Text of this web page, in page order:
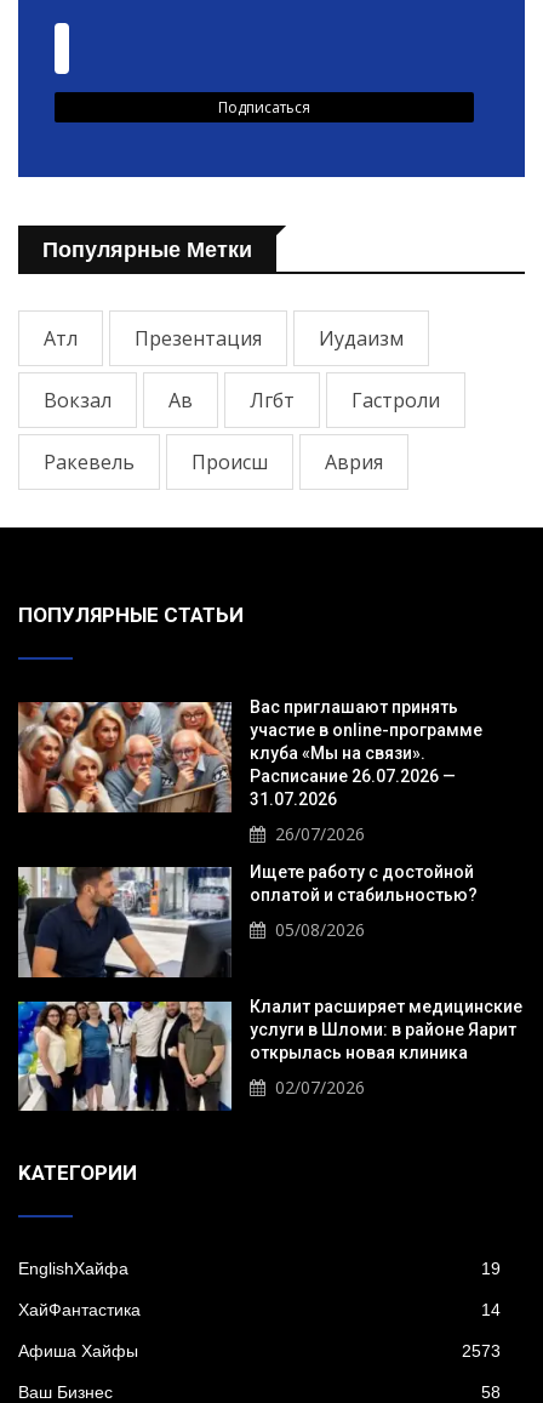
Популярные Метки
Атл Презентация Иудаизм
Вокзал Ав Лгбт Гастроли
Ракевель Происш Аврия
ПОПУЛЯРНЫЕ СТАТЬИ
Вас приглашают принять
участие в online-программе
клуба «Мы на связи».
Расписание 26.07.2026 —
31.07.2026
26/07/2026
Ищете работу с достойной
оплатой и стабильностью?
05/08/2026
Клалит расширяет медицинские
услуги в Шломи: в районе Яарит
открылась новая клиника
02/07/2026
KАТЕГОРИИ
EnglishХайфа 19
XайФантастика 14
Афиша Хайфы 2573
Ваш Бизнес 58